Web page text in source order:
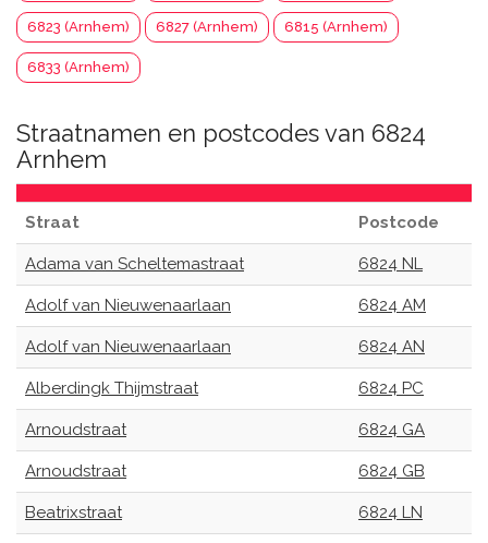
6823 (Arnhem) 6827 (Arnhem) 6815 (Arnhem)
6833 (Arnhem)
Straatnamen en postcodes van 6824
Arnhem
Straat Postcode
Adama van Scheltemastraat 6824 NL
Adolf van Nieuwenaarlaan 6824 AM
Adolf van Nieuwenaarlaan 6824 AN
Alberdingk Thijmstraat 6824 PC
Arnoudstraat 6824 GA
Arnoudstraat 6824 GB
Beatrixstraat 6824 LN